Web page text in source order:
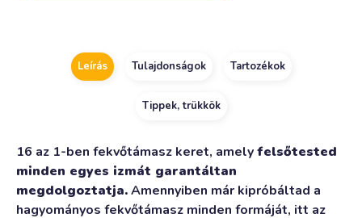
Leírás Tulajdonságok Tartozékok
Tippek, trükkök
16 az 1-ben fekvőtámasz keret, amelyfelsőtested
minden egyes izmát garantáltan
megdolgoztatja.Amennyiben már kipróbáltad a
hagyományos fekvőtámasz minden formáját, itt az